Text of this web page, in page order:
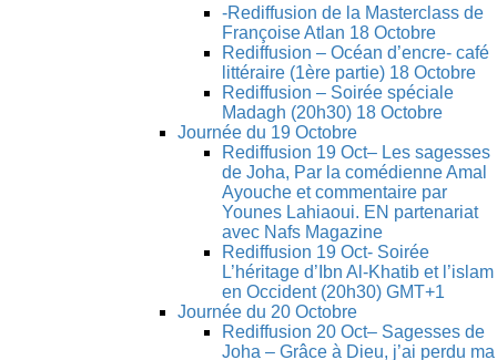
-Rediffusion de la Masterclass de
Françoise Atlan 18 Octobre
Rediffusion – Océan d’encre- café
littéraire (1ère partie) 18 Octobre
Rediffusion – Soirée spéciale
Madagh (20h30) 18 Octobre
Journée du 19 Octobre
Rediffusion 19 Oct– Les sagesses
de Joha, Par la comédienne Amal
Ayouche et commentaire par
Younes Lahiaoui. EN partenariat
avec Nafs Magazine
Rediffusion 19 Oct- Soirée
L’héritage d’Ibn Al-Khatib et l’islam
en Occident (20h30) GMT+1
Journée du 20 Octobre
Rediffusion 20 Oct– Sagesses de
Joha – Grâce à Dieu, j’ai perdu ma